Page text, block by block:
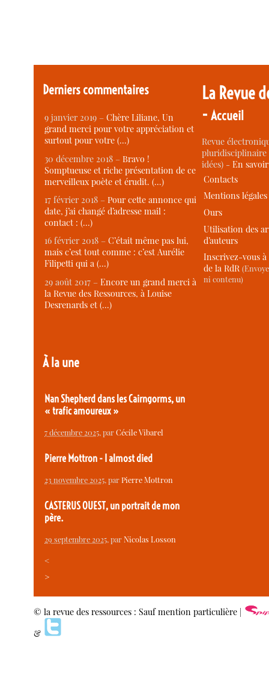
Derniers commentaires
9 janvier 2019 –Chère Liliane, Un
grand merci pour votre appréciation et
surtout pour votre (…)
30 décembre 2018 –Bravo !
Somptueuse et riche présentation de ce
merveilleux poète et érudit. (…)
17 février 2018 –Pour cette annonce qui
date, j’ai changé d’adresse mail :
contact : (…)
16 février 2018 –C’était même pas lui,
mais c’est tout comme : c’est Aurélie
Filipetti qui a (…)
29 août 2017 –Encore un grand merci à
la Revue des Ressources, à Louise
Desrenards et (…)
À la une
Nan Shepherd dans les Cairngorms, un
« trafic amoureux »
7 décembre 2025, parCécile Vibarel
Pierre Mottron - I almost died
23 novembre 2025, parPierre Mottron
CASTERUS OUEST, un portrait de mon
père.
29 septembre 2025, parNicolas Losson
<
>
La Revue
-Accueil
Revue
idées) -En
Contacts
Mentions légales
Ours
Utilisation des
d’auteurs
Inscrivez-vous
de la RdR
ni contenu)
© la revue des ressources : Sauf mention particulière |
&